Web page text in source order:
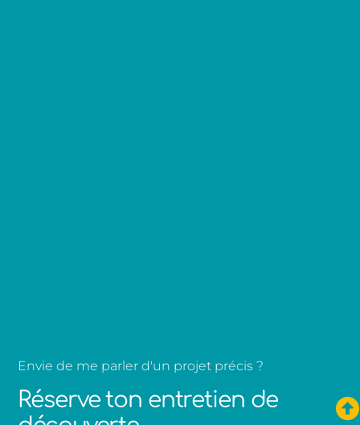
Envie de me parler d'un projet précis ?
Réserve ton entretien de